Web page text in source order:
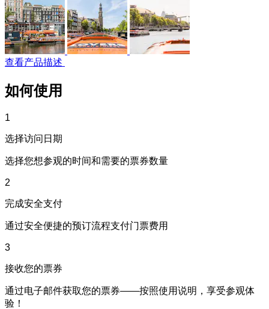
查看产品描述
如何使用
1
选择访问日期
选择您想参观的时间和需要的票券数量
2
完成安全支付
通过安全便捷的预订流程支付门票费用
3
接收您的票券
通过电子邮件获取您的票券——按照使用说明，享受参观体
验！